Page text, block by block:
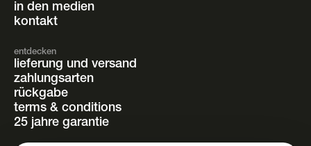
in den medien
kontakt
entdecken
lieferung und versand
zahlungsarten
rückgabe
terms & conditions
25 jahre garantie